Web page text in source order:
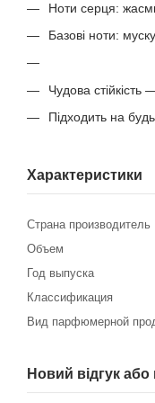
Ноти серця:
Базові ноти:
Чудова
Підходить на
Характеристики
Страна производитель
Объем
Год выпуска
Классификация
Вид парфюмерной
Новий відгук